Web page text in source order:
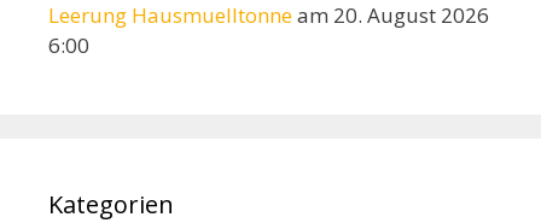
Leerung Hausmuelltonneam 20. August 2026
6:00
Kategorien